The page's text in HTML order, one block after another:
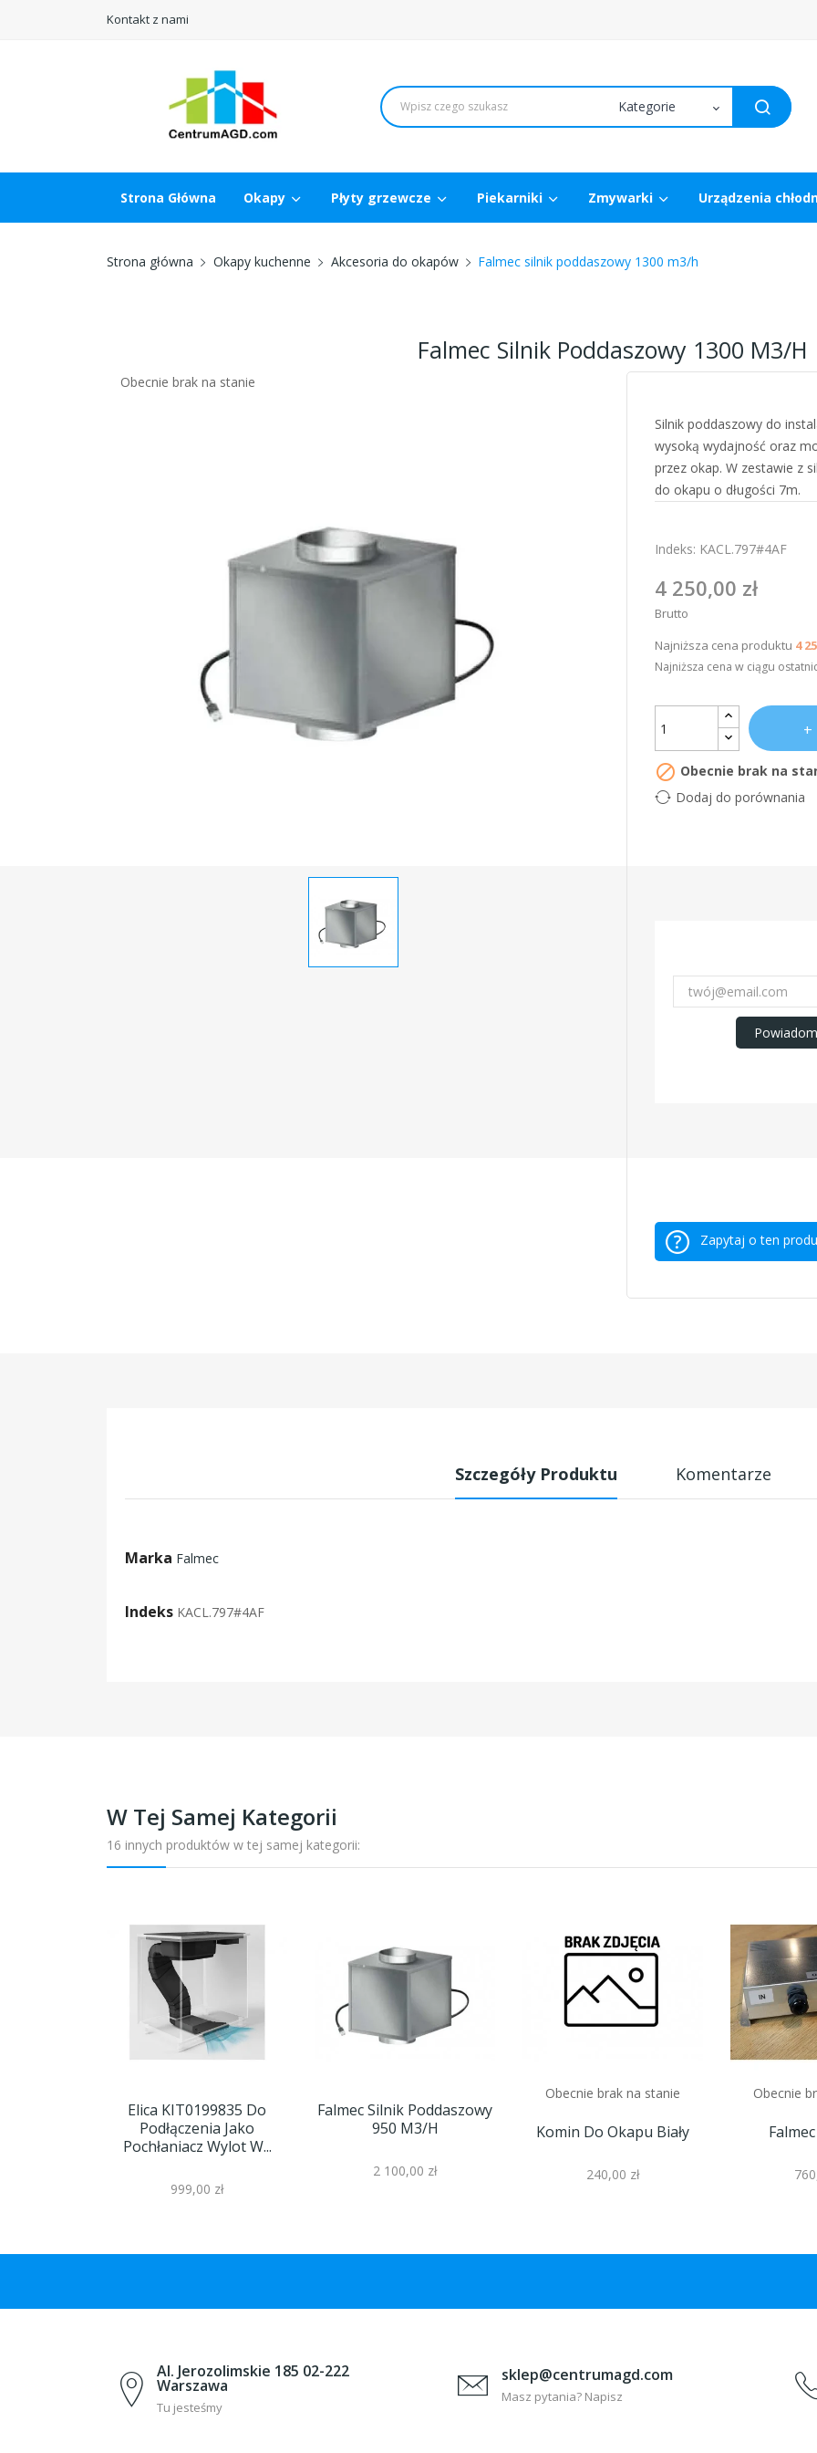
Kontakt z nami
Strona Główna Okapy Płyty grzewcze Piekarniki Zmywarki Urządzenia
Strona główna Okapy kuchenne Akcesoria do okapów Falmec silnik poddaszowy 1300 m3/h
Falmec Silnik Poddaszowy 1300 M3/h
Obecnie brak na stanie
Silnik poddaszowy do
wysoką wydajność oraz
przez okap. W zestawie z
do okapu o długości 7m.
Indeks: KACL.797#4AF
4 250,00 zł
Brutto
Najniższa cena produktu 4
Najniższa cena w ciągu
 Obecnie brak na
Dodaj do porównania
Zapytaj o ten
Szczegóły Produktu Komentarze
Marka Falmec
Indeks KACL.797#4AF
W Tej Samej Kategorii
16 innych produktów w tej samej kategorii:
Elica KIT0199835 Do
Podłączenia Jako
Pochłaniacz Wylot W...
999,00 zł
Falmec Silnik Poddaszowy
950 M3/h
2 100,00 zł
Obecnie brak na stanie
Komin Do Okapu Biały
240,00 zł
Obecnie
Al. Jerozolimskie 185 02-222
Warszawa
Tu jesteśmy
sklep@centrumagd.com
Masz pytania? Napisz